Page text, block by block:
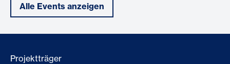
Alle Events anzeigen
Projektträger